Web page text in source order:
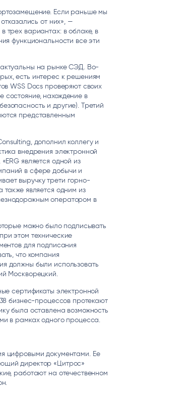
Если раньше мы
от них», —
трех вариантах: в облаке, в
функциональности все эти
на рынке СЭД. Во-
есть интерес к решениям
WSS Docs проверяют своих
состояние, нахождение в
и другие). Третий
представленным
дополнил коллегу и
внедрения электронной
является одной из
в сфере добычи и
выручку трети горно-
также является одним из
оператором в
можно было подписывать
этом технические
для подписания
что компания
должны были использовать
Москворецкий.
сертификаты электронной
бизнес-процессов протекают
была оставлена возможность
в рамках одного процесса.
цифровыми документами. Ее
директор «Цитрос»
работают на отечественном